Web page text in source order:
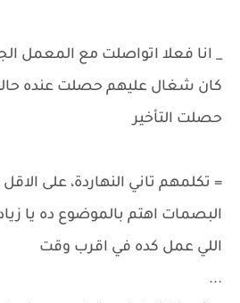
_ انا فعلا اتواصلت مع المعمل
كان شغال عليهم حصلت عنده
حصلت التأخير
= تكلمهم تاني النهاردة، على
البصمات اهتم بالموضوع ده يا
اللي عمل كده في اقرب وقت
...